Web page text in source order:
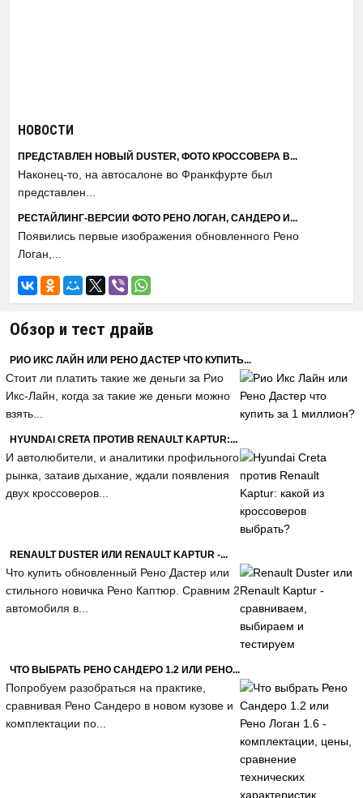
НОВОСТИ
ПРЕДСТАВЛЕН НОВЫЙ DUSTER, ФОТО КРОССОВЕРА В...
Наконец-то, на автосалоне во Франкфурте был
представлен...
РЕСТАЙЛИНГ-ВЕРСИИ ФОТО РЕНО ЛОГАН, САНДЕРО И...
Появились первые изображения обновленного Рено
Логан,...
Обзор и тест драйв
РИО ИКС ЛАЙН ИЛИ РЕНО ДАСТЕР ЧТО КУПИТЬ...
Стоит ли платить такие же деньги за Рио
Икс-Лайн, когда за такие же деньги можно
взять...
HYUNDAI CRETA ПРОТИВ RENAULT KAPTUR:...
И автолюбители, и аналитики профильного
рынка, затаив дыхание, ждали появления
двух кроссоверов...
RENAULT DUSTER ИЛИ RENAULT KAPTUR -...
Что купить обновленный Рено Дастер или
стильного новичка Рено Каптюр. Сравним 2
автомобиля в...
ЧТО ВЫБРАТЬ РЕНО САНДЕРО 1.2 ИЛИ РЕНО...
Попробуем разобраться на практике,
сравнивая Рено Сандеро в новом кузове и
комплектации по...